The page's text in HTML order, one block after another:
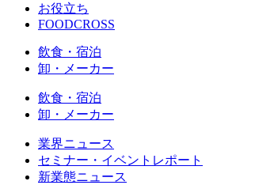
お役立ち
FOODCROSS
飲食・宿泊
卸・メーカー
飲食・宿泊
卸・メーカー
業界ニュース
セミナー・イベントレポート
新業態ニュース